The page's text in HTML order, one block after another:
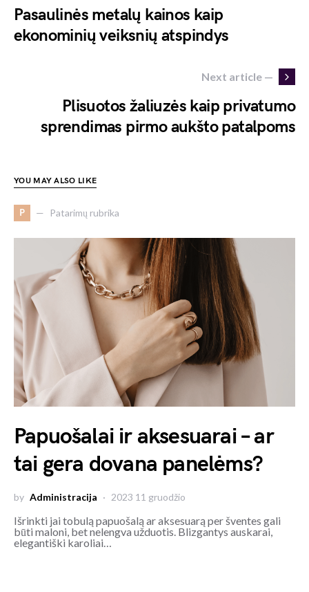
Pasaulinės metalų kainos kaip
ekonominių veiksnių atspindys
Next article —
Plisuotos žaliuzės kaip privatumo
sprendimas pirmo aukšto patalpoms
YOU MAY ALSO LIKE
P Patarimų rubrika
Papuošalai ir aksesuarai – ar
tai gera dovana panelėms?
by Administracija 2023 11 gruodžio
Išrinkti jai tobulą papuošalą ar aksesuarą per šventes gali
būti maloni, bet nelengva užduotis. Blizgantys auskarai,
elegantiški karoliai…